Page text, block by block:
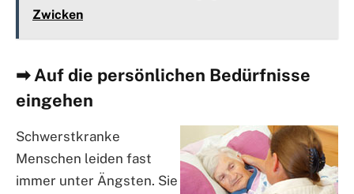
Zwicken
➡ Auf die persönlichen Bedürfnisse
eingehen
Schwerstkranke
Menschen leiden fast
immer unter Ängsten. Sie